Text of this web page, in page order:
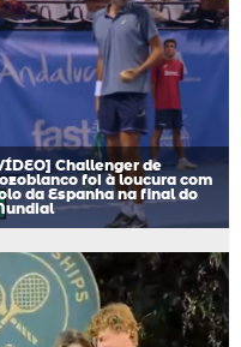
Challenger de
foi à loucura com
da Espanha na final do